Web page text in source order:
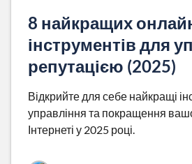
8 найкращих
інструментів для
репутацією (2025)
Відкрийте для себе найкращі
управління та покращення
Інтернеті у 2025 році.